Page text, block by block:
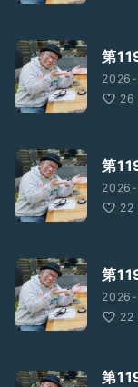
第
26
第
22
第
22
第